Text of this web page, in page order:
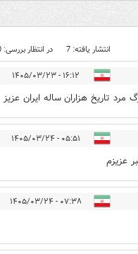
انتشار یافته: 7 در انتظار بررسی: 0
۱۶:۱۲ - ۱۴۰۵/۰۳/۲۳
تاریخ هزاران ساله ایران عزیز
۰۵:۵۱ - ۱۴۰۵/۰۳/۲۴
عزیزم
۰۷:۳۸ - ۱۴۰۵/۰۳/۲۴